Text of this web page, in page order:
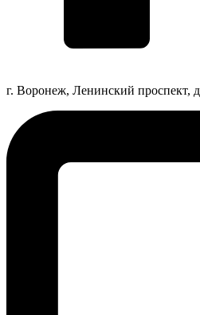
г. Воронеж, Ленинский проспект,